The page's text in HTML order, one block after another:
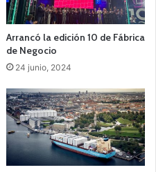
Arrancó la edición 10 de Fábrica
de Negocio
24 junio, 2024